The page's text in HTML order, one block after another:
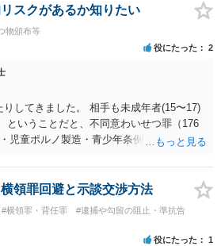
も取り合わないと思いますが、虚偽の内
あるかもしれません。 ただし、捜査におい
ゃんと返しなさいよ」程度の注意で済む
、返せるお金が無いのであれば、返せない
に分割して支払うことを相手に告げてい
考まで。
スクがあるか知りたい
物頒布等
役にたった 2
してきました。 相手も未成年者(15〜17)
ということだと、不同意わいせつ罪（176
児童ポルノ製造・青少年条例違反（わいせ
りの捜査を受けるでしょう。
領罪回避と示談交渉方法
#横領罪・背任罪
#逮捕や勾留の阻止・準抗告
役にたった 1